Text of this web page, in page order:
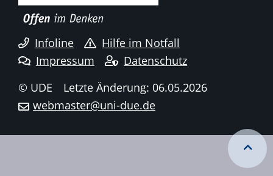
Infoline
Hilfe im Notfall
Impressum
Datenschutz
© UDE
Letzte Änderung: 06.05.2026
webmaster@uni-due.de